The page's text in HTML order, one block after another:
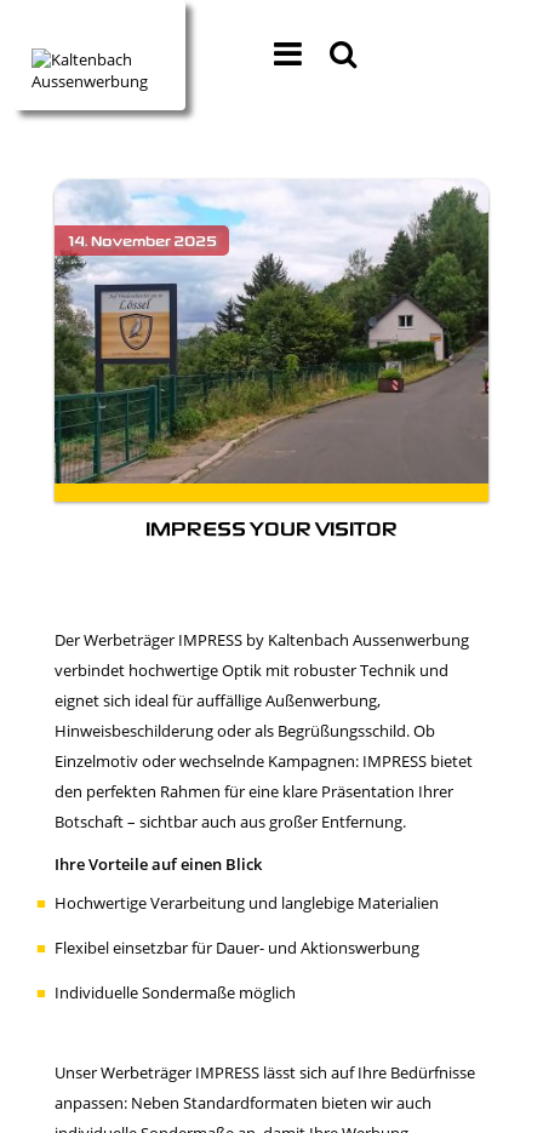
IMPRESS YOUR VISITOR
Der Werbeträger IMPRESS by Kaltenbach Aussenwerbung
verbindet hochwertige Optik mit robuster Technik und
eignet sich ideal für auffällige Außenwerbung,
Hinweisbeschilderung oder als Begrüßungsschild. Ob
Einzelmotiv oder wechselnde Kampagnen: IMPRESS bietet
den perfekten Rahmen für eine klare Präsentation Ihrer
Botschaft – sichtbar auch aus großer Entfernung.
Ihre Vorteile auf einen Blick
Hochwertige Verarbeitung und langlebige Materialien
Flexibel einsetzbar für Dauer- und Aktionswerbung
Individuelle Sondermaße möglich
Unser Werbeträger IMPRESS lässt sich auf Ihre Bedürfnisse
anpassen: Neben Standardformaten bieten wir auch